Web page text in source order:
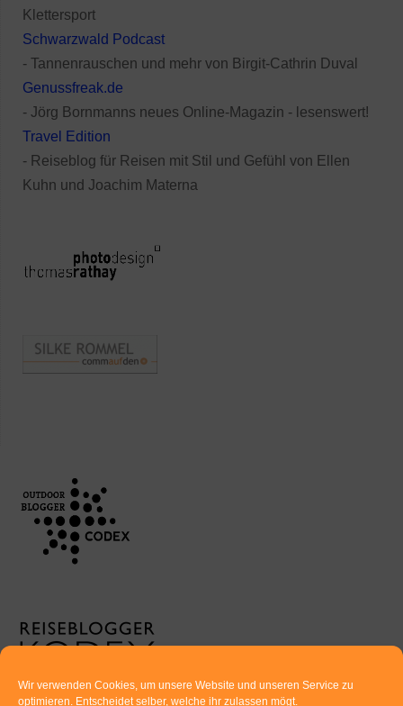
Wir verwenden Cookies, um unsere Website und unseren Service zu
optimieren. Entscheidet selber, welche ihr zulassen mögt.
Klettersport
Schwarzwald Podcast
- Tannenrauschen und mehr von Birgit-Cathrin Duval
Genussfreak.de
- Jörg Bornmanns neues Online-Magazin - lesenswert!
Travel Edition
- Reiseblog für Reisen mit Stil und Gefühl von Ellen
Kuhn und Joachim Materna